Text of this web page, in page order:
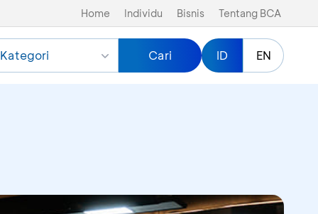
Home Individu Bisnis Tentang BCA
Kategori Cari ID EN